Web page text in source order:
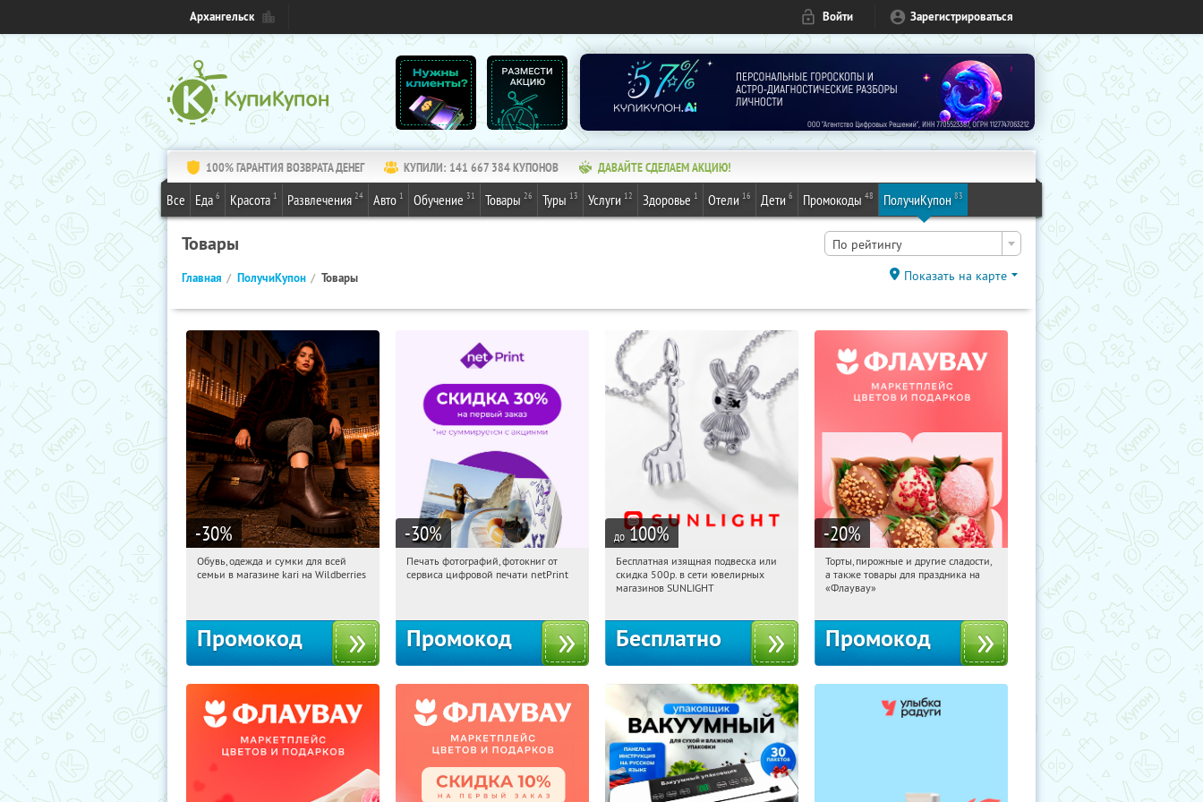
Архангельск Войти Зарегистрироваться
100% ГАРАНТИЯ ВОЗВРАТА ДЕНЕГ КУПИЛИ: 141 667 384КУПОНОВ ДАВАЙТЕ СДЕЛАЕМ АКЦИЮ!
Все Еда 6 Красота 1 Развлечения 24 Авто 1 Обучение 31 Товары 26 Туры 13 Услуги 12 Здоровье 1 Отели 16 Дети 6 Промокоды 48 ПолучиКупон 83
Товары По рейтингу
Главная ПолучиКупон Товары Показать на карте
-30%
12:49:47 Получили:
Обувь, одежда и сумки для всей
семьи в магазине kari на Wildberries
Промокод
-30%
12:49:47 Получили:
Печать фотографий, фотокниг от
сервиса цифровой печати netPrint
Промокод
до 100%
12:49:47 Получили:
Россия
Бесплатная изящная подвеска или
скидка 500р. в сети ювелирных
магазинов SUNLIGHT
Бесплатно
-20%
12:49:47 Получили:
Россия
Торты, пирожные и другие сладости,
а также товары для праздника на
«Флаувау»
Промокод